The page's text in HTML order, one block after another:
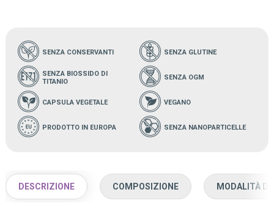
SENZA CONSERVANTI SENZA GLUTINE
SENZA BIOSSIDO DI
TITANIO
SENZA OGM
CAPSULA VEGETALE VEGANO
PRODOTTO IN EUROPA SENZA NANOPARTICELLE
DESCRIZIONE COMPOSIZIONE MODALITÀ